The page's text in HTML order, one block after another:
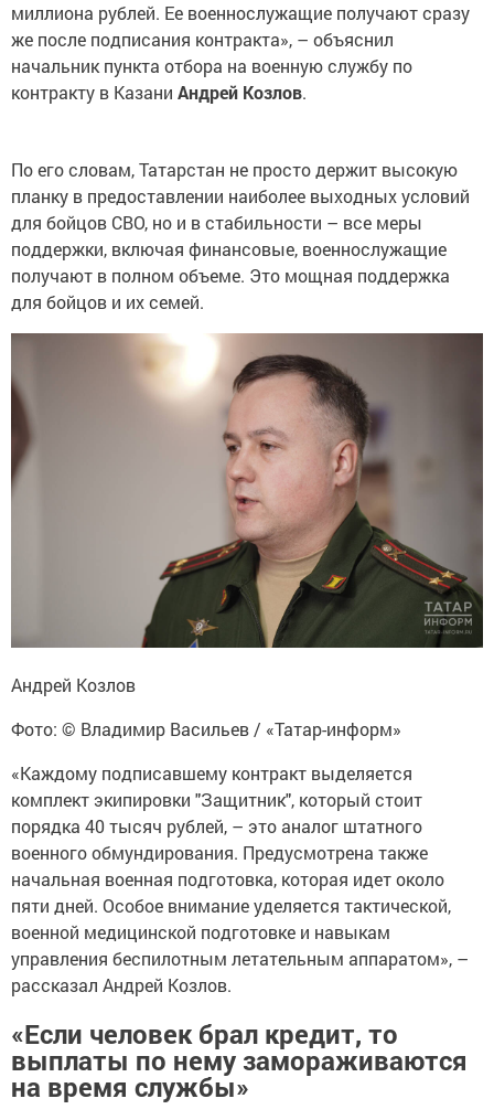
миллиона рублей. Ее военнослужащие получают сразу
же после подписания контракта», – объяснил
начальник пункта отбора на военную службу по
контракту в Казани Андрей Козлов.
По его словам, Татарстан не просто держит высокую
планку в предоставлении наиболее выходных условий
для бойцов СВО, но и в стабильности – все меры
поддержки, включая финансовые, военнослужащие
получают в полном объеме. Это мощная поддержка
для бойцов и их семей.
Андрей Козлов
Фото: © Владимир Васильев / «Татар-информ»
«Каждому подписавшему контракт выделяется
комплект экипировки "Защитник", который стоит
порядка 40 тысяч рублей, – это аналог штатного
военного обмундирования. Предусмотрена также
начальная военная подготовка, которая идет около
пяти дней. Особое внимание уделяется тактической,
военной медицинской подготовке и навыкам
управления беспилотным летательным аппаратом», –
рассказал Андрей Козлов.
«Если человек брал кредит, то
выплаты по нему замораживаются
на время службы»